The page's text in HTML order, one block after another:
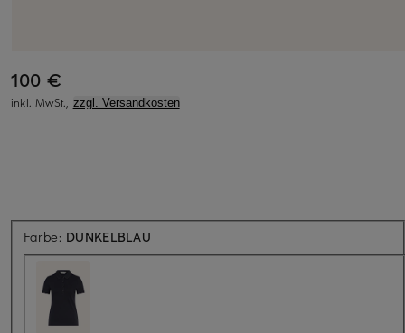
100 €
inkl. MwSt., zzgl. Versandkosten
Farbe: DUNKELBLAU